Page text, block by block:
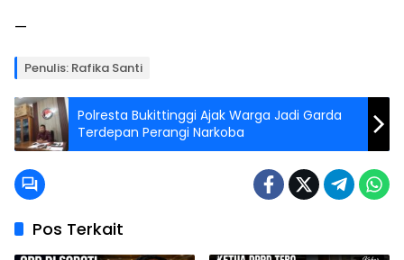
—
Penulis: Rafika Santi
Polresta Bukittinggi Ajak Warga Jadi Garda
Terdepan Perangi Narkoba
Pos Terkait